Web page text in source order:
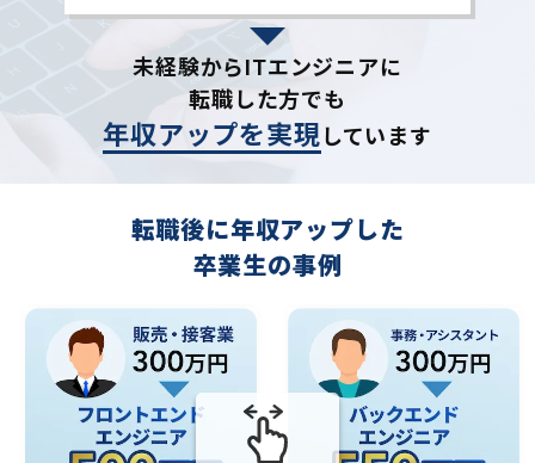
未経験からITエンジニアに
転職した方でも
年収アップを実現しています
転職後に年収アップした
卒業生の事例